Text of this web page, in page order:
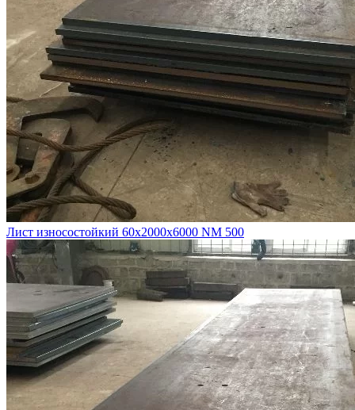
Лист износостойкий 60х2000х6000 NM 500